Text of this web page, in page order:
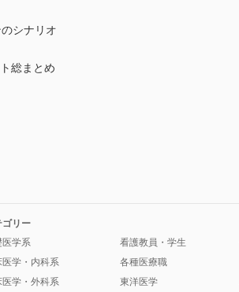
シナリオ
総まとめ
ゴリー
医学系
医学・内科系
医学・外科系
看護教員・学生
各種医療職
東洋医学